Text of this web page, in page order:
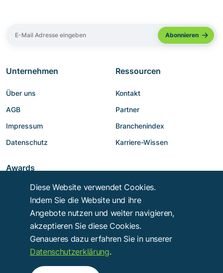
Unternehmen
Über uns
AGB
Impressum
Datenschutz
Ressourcen
Kontakt
Partner
Branchenindex
Karriere-Wissen
Awards
Diese Website verwendet Cookies.
Indem Sie die Website und ihre
Angebote nutzen und weiter navigieren,
akzeptieren Sie diese Cookies.
Genaueres dazu erfahren Sie in unserer
Datenschutzerklärung.